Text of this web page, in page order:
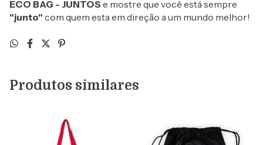
ECO BAG - JUNTOS e mostre que você está sempre
"junto" com quem esta em direção a um mundo melhor!
Produtos similares